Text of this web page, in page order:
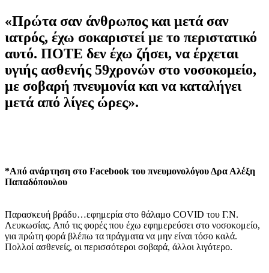
«Πρώτα σαν άνθρωπος και μετά σαν
ιατρός, έχω σοκαριστεί με το περιστατικό
αυτό. ΠΟΤΕ δεν έχω ζήσει, να έρχεται
υγιής ασθενής 59χρονών στο νοσοκομείο,
με σοβαρή πνευμονία και να καταλήγει
μετά από λίγες ώρες».
*Από ανάρτηση στο Facebook του πνευμονολόγου Δρα Αλέξη
Παπαδόπουλου
Παρασκευή βράδυ…εφημερία στο θάλαμο COVID του Γ.Ν.
Λευκωσίας. Από τις φορές που έχω εφημερεύσει στο νοσοκομείο,
για πρώτη φορά βλέπω τα πράγματα να μην είναι τόσο καλά.
Πολλοί ασθενείς, οι περισσότεροι σοβαρά, άλλοι λιγότερο.